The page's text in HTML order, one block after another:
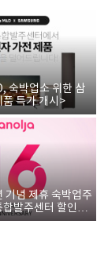
숙박업소 위한 삼
품 특가 개시>
기념 제휴 숙박업주
합발주센터 할인쿠